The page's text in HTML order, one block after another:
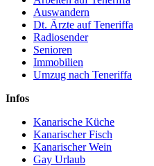
Auswandern
Dt. Ärzte auf Teneriffa
Radiosender
Senioren
Immobilien
Umzug nach Teneriffa
Infos
Kanarische Küche
Kanarischer Fisch
Kanarischer Wein
Gay Urlaub